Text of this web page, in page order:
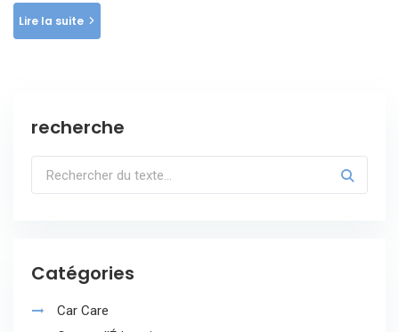
Lire la suite
recherche
Catégories
Car Care